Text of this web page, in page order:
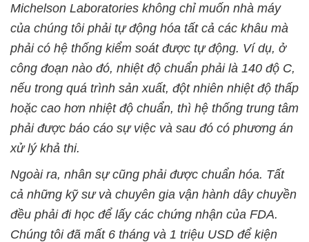
Michelson Laboratories không chỉ muốn nhà máy
của chúng tôi phải tự động hóa tất cả các khâu mà
phải có hệ thống kiểm soát được tự động. Ví dụ, ở
công đoạn nào đó, nhiệt độ chuẩn phải là 140 độ C,
nếu trong quá trình sản xuất, đột nhiên nhiệt độ thấp
hoặc cao hơn nhiệt độ chuẩn, thì hệ thống trung tâm
phải được báo cáo sự việc và sau đó có phương án
xử lý khả thi.
Ngoài ra, nhân sự cũng phải được chuẩn hóa. Tất
cả những kỹ sư và chuyên gia vận hành dây chuyền
đều phải đi học để lấy các chứng nhận của FDA.
Chúng tôi đã mất 6 tháng và 1 triệu USD để kiện